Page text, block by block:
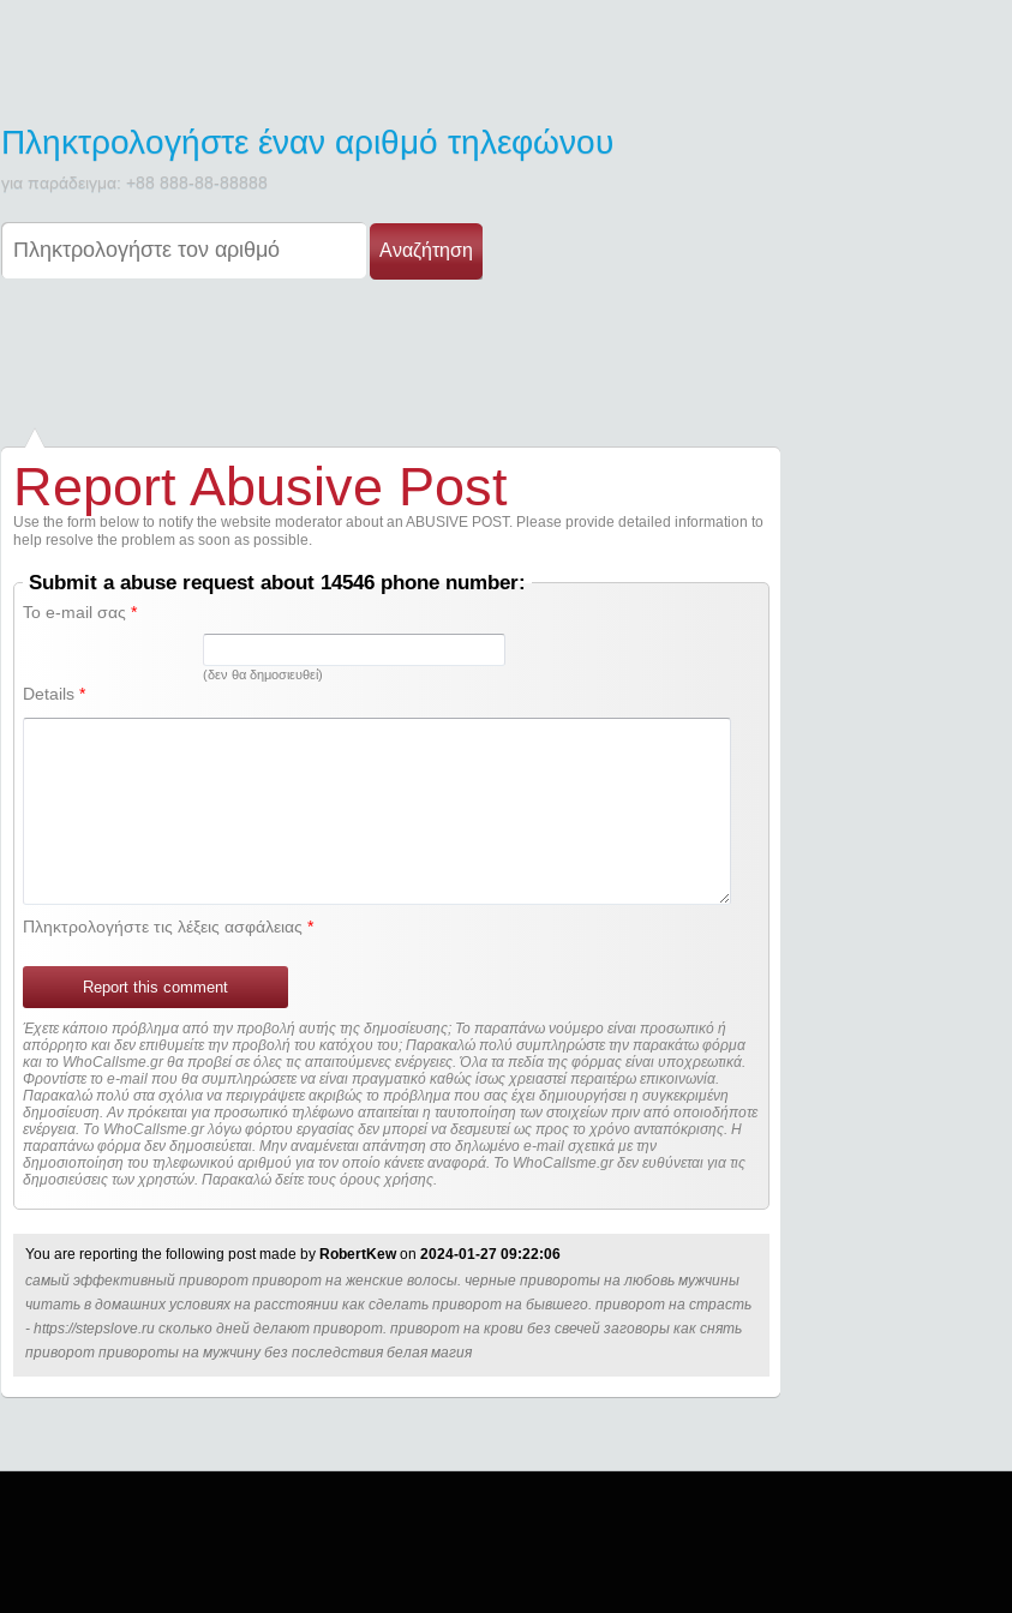
Πληκτρολογήστε έναν αριθμό τηλεφώνου
για παράδειγμα: +88 888-88-88888
Αναζήτηση
Report Abusive Post
Use the form below to notify the website moderator about an ABUSIVE POST. Please provide detailed information to
help resolve the problem as soon as possible.
Submit a abuse request about 14546 phone number:
Το e-mail σας*
(δεν θα δημοσιευθεί)
Details*
Πληκτρολογήστε τις λέξεις ασφάλειας*
Report this comment
Έχετε κάποιο πρόβλημα από την προβολή αυτής της δημοσίευσης; Το παραπάνω νούμερο είναι προσωπικό ή
απόρρητο και δεν επιθυμείτε την προβολή του κατόχου του; Παρακαλώ πολύ συμπληρώστε την παρακάτω φόρμα
και το WhoCallsme.gr θα προβεί σε όλες τις απαιτούμενες ενέργειες. Όλα τα πεδία της φόρμας είναι υποχρεωτικά.
Φροντίστε το e-mail που θα συμπληρώσετε να είναι πραγματικό καθώς ίσως χρειαστεί περαιτέρω επικοινωνία.
Παρακαλώ πολύ στα σχόλια να περιγράψετε ακριβώς το πρόβλημα που σας έχει δημιουργήσει η συγκεκριμένη
δημοσίευση. Αν πρόκειται για προσωπικό τηλέφωνο απαιτείται η ταυτοποίηση των στοιχείων πριν από οποιοδήποτε
ενέργεια. Τo WhoCallsme.gr λόγω φόρτου εργασίας δεν μπορεί να δεσμευτεί ως προς το χρόνο ανταπόκρισης. Η
παραπάνω φόρμα δεν δημοσιεύεται. Μην αναμένεται απάντηση στο δηλωμένο e-mail σχετικά με την
δημοσιοποίηση του τηλεφωνικού αριθμού για τον οποίο κάνετε αναφορά. Το WhoCallsme.gr δεν ευθύνεται για τις
δημοσιεύσεις των χρηστών. Παρακαλώ δείτε τους όρους χρήσης.
You are reporting the following post made by RobertKewon 2024-01-27 09:22:06
самый эффективный приворот приворот на женские волосы. черные привороты на любовь мужчины
читать в домашних условиях на расстоянии как сделать приворот на бывшего. приворот на страсть
- https://stepslove.ru сколько дней делают приворот. приворот на крови без свечей заговоры как снять
приворот привороты на мужчину без последствия белая магия